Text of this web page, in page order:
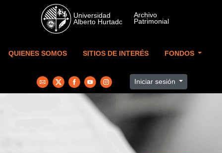
Skip to main content
QUIENES SOMOS SITIOS DE INTERÉS FONDOS
Iniciar sesión